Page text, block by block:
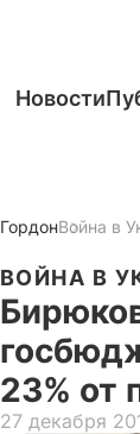
Новости
ГордонВойна в
ВОЙНА В
23% от
27 декабря